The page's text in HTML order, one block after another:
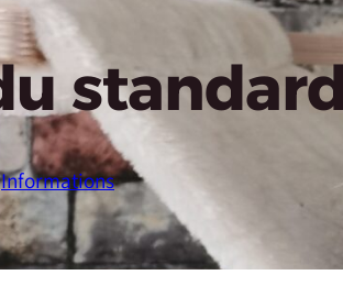
standard
Informations